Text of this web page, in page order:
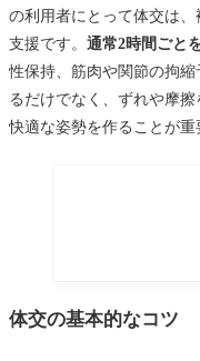
の利用者にとって体交は
支援です。 通常2時間ごと
性保持、筋肉や関節の拘
るだけでなく、ずれや摩
快適な姿勢を作ることが重
体交の基本的なコツ